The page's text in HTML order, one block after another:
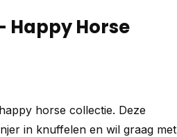
Happy Horse
horse collectie. Deze
in knuffelen en wil graag met